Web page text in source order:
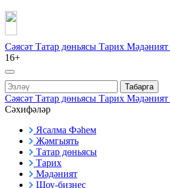
Сәясәт Татар дөньясы Тарих Мәдәният
16+
Табарга
Сәясәт Татар дөньясы Тарих Мәдәният
Сәхифәләр
Ясалма Фәһем
Җәмгыять
Татар дөньясы
Тарих
Мәдәният
Шоу-бизнес